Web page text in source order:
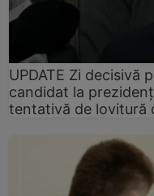
UPDATE Zi decisivă
candidat la
tentativă de lovitură